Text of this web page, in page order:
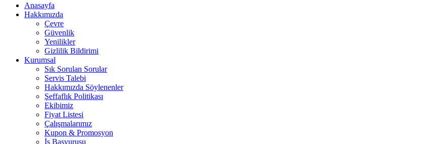
Anasayfa
Hakkımızda
Çevre
Güvenlik
Yenilikler
Gizlilik Bildirimi
Kurumsal
Sık Sorulan Sorular
Servis Talebi
Hakkımızda Söylenenler
Şeffaflık Politikası
Ekibimiz
Fiyat Listesi
Çalışmalarımız
Kupon & Promosyon
İş Başvurusu